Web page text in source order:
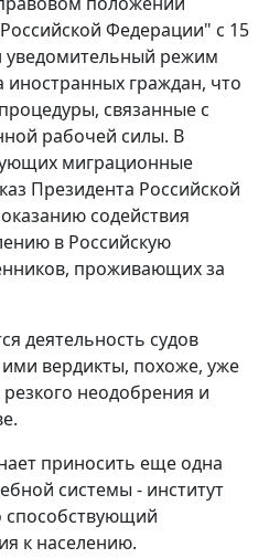
Федерации" с 15
уведомительный режим
иностранных граждан, что
связанные с
рабочей силы. В
миграционные
Президента Российской
содействия
в Российскую
проживающих за
деятельность судов
вердикты, похоже, уже
неодобрения и
приносить еще одна
системы - институт
способствующий
к населению.